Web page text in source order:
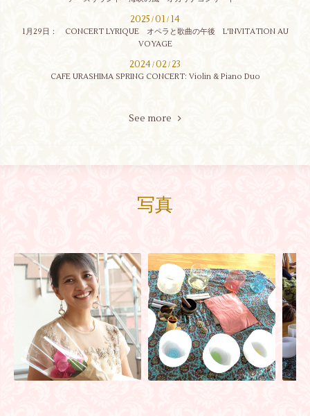
2025 /01/ 14
1月29日： CONCERT LYRIQUE オペラと歌曲の午後 L'INVITATION AU
VOYAGE
2024/02/23
CAFE URASHIMA SPRING CONCERT: Violin & Piano Duo
See more
写真